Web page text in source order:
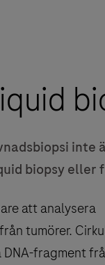
inte
biopsy eller
att analysera
tumörer.
DNA-fragment